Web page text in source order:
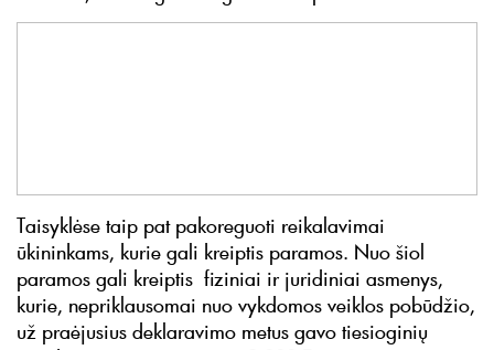
Taisyklėse taip pat pakoreguoti reikalavimai
ūkininkams, kurie gali kreiptis paramos. Nuo šiol
paramos gali kreiptis fiziniai ir juridiniai asmenys,
kurie, nepriklausomai nuo vykdomos veiklos pobūdžio,
už praėjusius deklaravimo metus gavo tiesioginių